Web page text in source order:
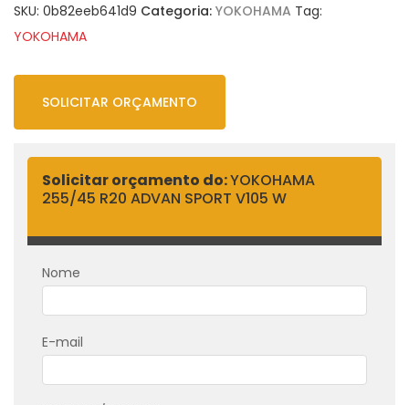
SKU: 0b82eeb641d9 Categoria: YOKOHAMA Tag:
YOKOHAMA
SOLICITAR ORÇAMENTO
Solicitar orçamento do:YOKOHAMA
255/45 R20 ADVAN SPORT V105 W
Nome
E-mail